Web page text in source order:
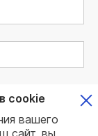
cookie
вашего
сайт, вы